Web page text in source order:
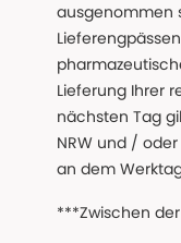
ausgenommen
Lieferung Ihrer
nächsten Tag
NRW und /
an dem
***Zwischen